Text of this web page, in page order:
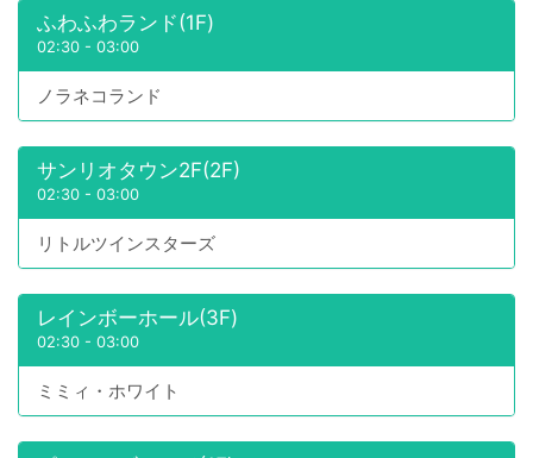
ふわふわランド(1F)
02:30 - 03:00
ノラネコランド
サンリオタウン2F(2F)
02:30 - 03:00
リトルツインスターズ
レインボーホール(3F)
02:30 - 03:00
ミミィ・ホワイト